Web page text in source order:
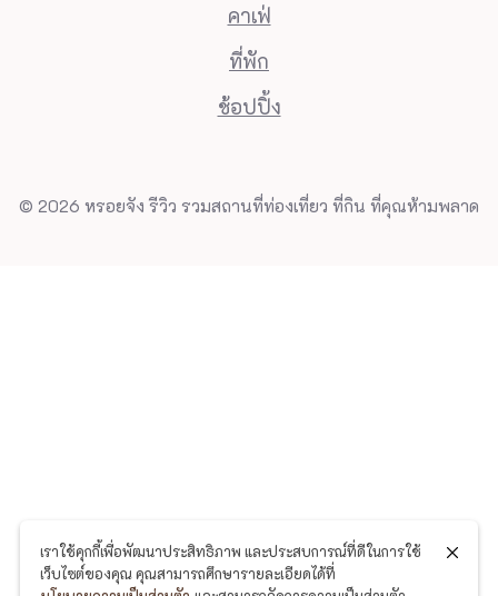
คาเฟ่
ที่พัก
ช้อปปิ้ง
© 2026 หรอยจัง รีวิว รวมสถานที่ท่องเที่ยว ที่กิน ที่คุณห้ามพลาด
เราใช้คุกกี้เพื่อพัฒนาประสิทธิภาพ และประสบการณ์ที่ดีในการใช้
เว็บไซต์ของคุณ คุณสามารถศึกษารายละเอียดได้ที่